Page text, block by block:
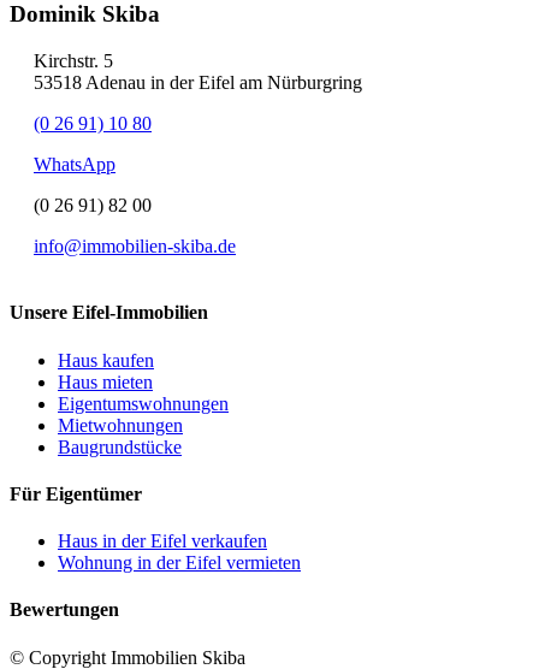
Dominik Skiba
Kirchstr. 5
53518 Adenau in der Eifel am Nürburgring
(0 26 91) 10 80
WhatsApp
(0 26 91) 82 00
info@immobilien-skiba.de
Unsere Eifel-Immobilien
Haus kaufen
Haus mieten
Eigentumswohnungen
Mietwohnungen
Baugrundstücke
Für Eigentümer
Haus in der Eifel verkaufen
Wohnung in der Eifel vermieten
Bewertungen
© Copyright Immobilien Skiba